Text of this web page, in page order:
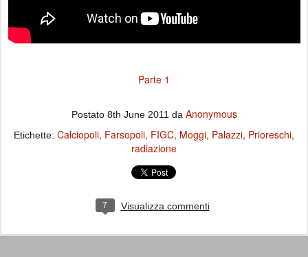
Parte 1
Postato 8th June 2011 da Anonymous
Etichette: Calciopoli Farsopoli FIGC Moggi Palazzi Prioreschi
radiazione
7 Visualizza commenti